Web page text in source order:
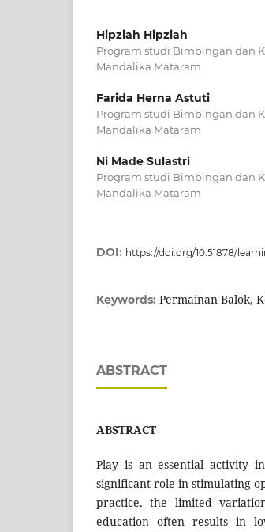
Hipziah Hipziah
Program studi Bimbingan dan
Mandalika Mataram
Farida Herna Astuti
Program studi Bimbingan dan
Mandalika Mataram
Ni Made Sulastri
Program studi Bimbingan dan
Mandalika Mataram
DOI: https://doi.org/10.51878/
Keywords: Permainan Balok,
ABSTRACT
ABSTRACT
Play is an essential activity
significant role in stimulating
practice, the limited
education often results in